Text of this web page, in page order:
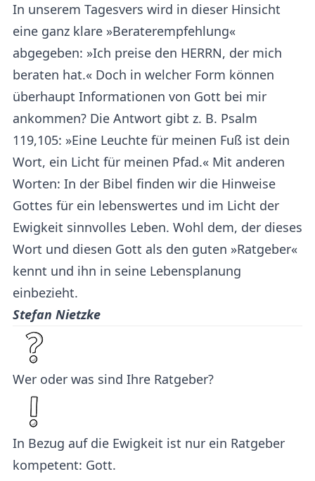
In unserem Tagesvers wird in dieser Hinsicht
eine ganz klare »Beraterempfehlung«
abgegeben: »Ich preise den HERRN, der mich
beraten hat.« Doch in welcher Form können
überhaupt Informationen von Gott bei mir
ankommen? Die Antwort gibt z. B. Psalm
119,105: »Eine Leuchte für meinen Fuß ist dein
Wort, ein Licht für meinen Pfad.« Mit anderen
Worten: In der Bibel finden wir die Hinweise
Gottes für ein lebenswertes und im Licht der
Ewigkeit sinnvolles Leben. Wohl dem, der dieses
Wort und diesen Gott als den guten »Ratgeber«
kennt und ihn in seine Lebensplanung
einbezieht.
Stefan Nietzke
Wer oder was sind Ihre Ratgeber?
In Bezug auf die Ewigkeit ist nur ein Ratgeber
kompetent: Gott.